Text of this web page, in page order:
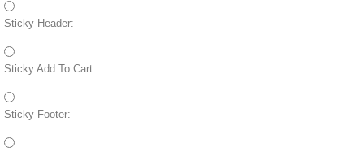
Sticky Header:
Sticky Add To Cart
Sticky Footer: